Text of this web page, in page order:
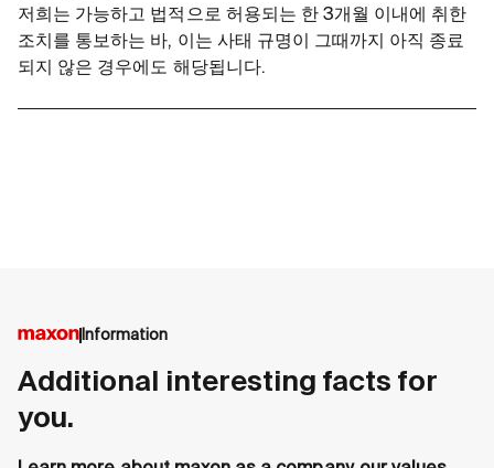
저희는 가능하고 법적으로 허용되는 한 3개월 이내에 취한
조치를 통보하는 바, 이는 사태 규명이 그때까지 아직 종료
되지 않은 경우에도 해당됩니다.
Information
Additional interesting facts for
you.